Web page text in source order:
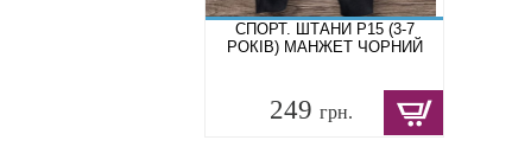
СПОРТ. ШТАНИ P15 (3-7
РОКІВ) МАНЖЕТ ЧОРНИЙ
249 грн.